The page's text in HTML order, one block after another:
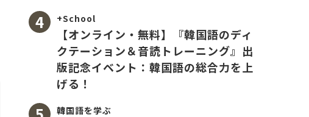
+School
【オンライン・無料】『韓国語のディ
クテーション＆音読トレーニング』出
版記念イベント：韓国語の総合力を上
げる！
韓国語を学ぶ